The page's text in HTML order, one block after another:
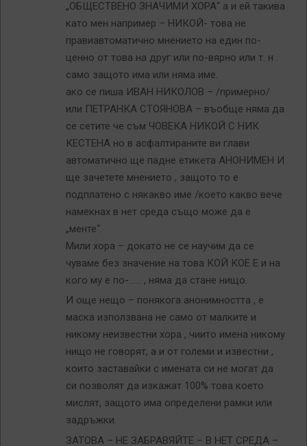
„ОБЩЕСТВЕНО ЗНАЧИМИ ХОРА“ а и ей такива
като мен например – НИКОЙ- това не
правиавтоматично мнението на един по-
ценно от това на друг или по-вярно или т. н .
само защото има или няма име.
ако се пиша ИВАН НИКОЛОВ – /примерно/
или ПЕТРАНКА СТОЯНОВА – въобще няма да
се сетите че съм ЧОВЕКА НИКОЙ С НИК
КЕСТЕНА но в асфалтираните ви глави
автоматично ще падне етикета АНОНИМЕН И
ще зачетете мнението , защото то е
подплатено с някакво име /което какво вече
намекнах в нет среда също може да е
„менте“.
Мили хора – докато не се научим да се
чуваме без значение на това КОЙ КОЕ Е и на
кого му е по-…… , няма да стане нищо.
И още нещо – понякога анонимността , е
маска използвана не само от малките и
никому неизвестни хора , чиито имена никому
нищо не говорят, а и от големи и известни ,
които заставайки с имената си не могат да
си позволят да изкажат 100% това което
мислят, защото има определени рамки или
задръжки.
ЗАТОВА – НЕ ЗАБРАВЯЙТЕ – В НЕТ СРЕДА –